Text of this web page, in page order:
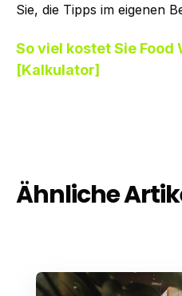
Sie, die Tipps im eigenen
So viel kostet Sie Food
[Kalkulator]
Ähnliche